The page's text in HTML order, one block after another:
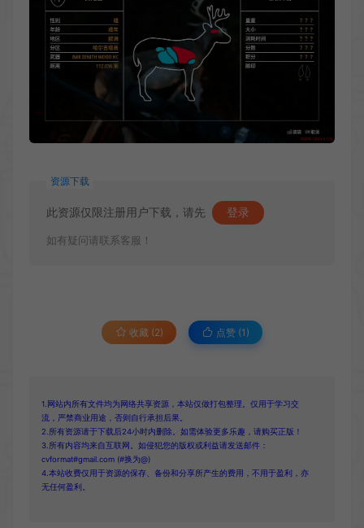
资源下载
此资源仅限注册用户下载，请先 登录
如有疑问请联系客服！
收藏 (2) 点赞 (1 )
1.网站内所有文件均为网络共享资源，本站仅做打包整理。仅用于学习交
流，严禁商业用途，否则自行承担后果。
2.所有资源请于下载后24小时内删除。如需体验更多乐趣，请购买正版！
3.所有内容均来自互联网。如侵犯您的版权或利益请发送邮件：
cvformat#gmail.com (#换为@)
4.本站收费仅用于资源的保存、备份和分享所产生的费用，不用于盈利，亦
无任何盈利。